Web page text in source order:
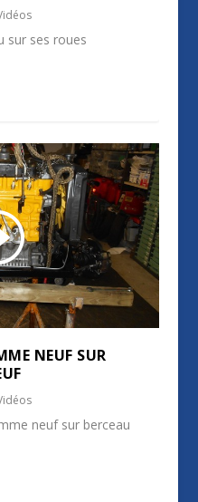
sur ses roues
NEUF SUR
neuf sur berceau